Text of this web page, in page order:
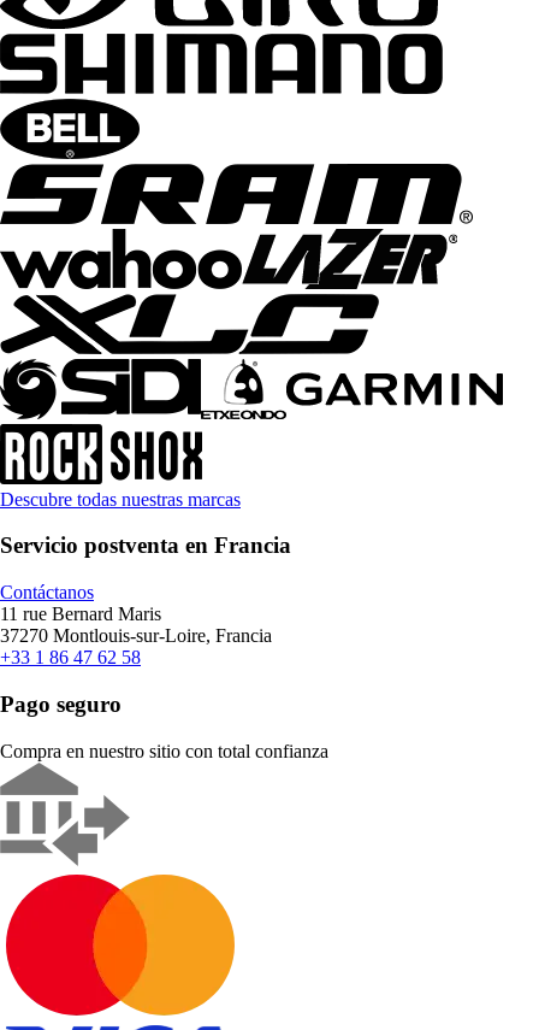
Descubre todas nuestras marcas
Servicio postventa en Francia
Contáctanos
11 rue Bernard Maris
37270 Montlouis-sur-Loire, Francia
+33 1 86 47 62 58
Pago seguro
Compra en nuestro sitio con total confianza